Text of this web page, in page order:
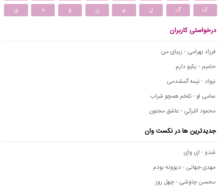
ک
گ ل م ن و ه ی
درخواستی کاربران
فرزاد بهرامی - زیبای من
حامیم - یکیو دارم
نیواد - نیمه گمشدمی
سامی لو - تلخم همچو شراب
محمود التركي - عاشق مجنون
جدیدترین ها در نکست وان
شدو - ای وای
مهدی جهانی - دیوونه بودم
محسن چاوشی - چهل روز